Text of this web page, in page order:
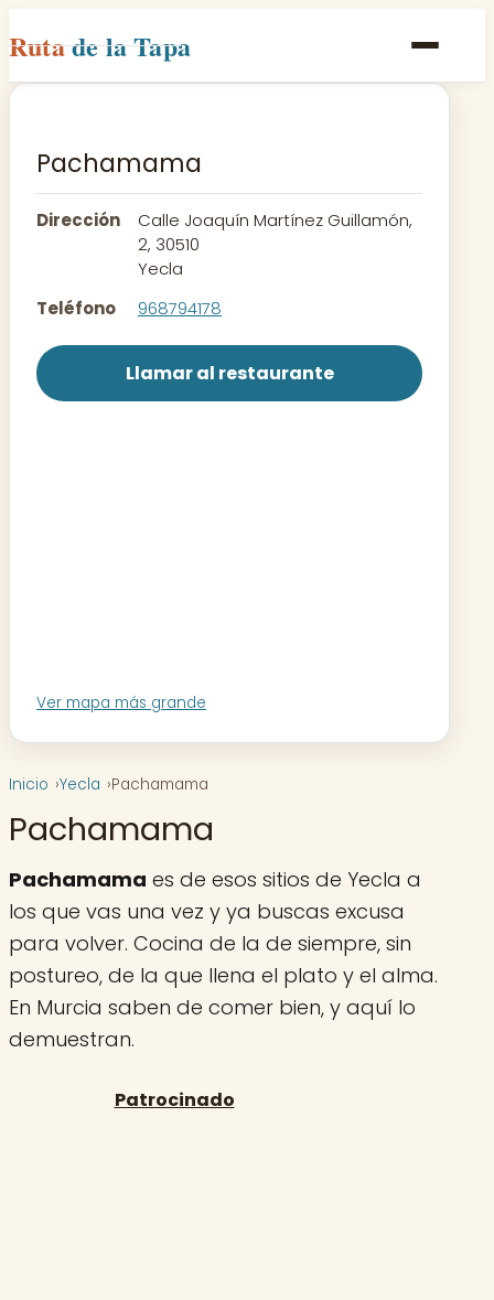
Rutade la Tapa
Inicio
Rutas
Contacto
Pachamama
Dirección
Calle Joaquín Martínez Guillamón,
2, 30510
Yecla
Teléfono
968794178
Llamar al restaurante
Ver mapa más grande
Inicio Yecla Pachamama
Pachamama
Pachamama es de esos sitios de Yecla a
los que vas una vez y ya buscas excusa
para volver. Cocina de la de siempre, sin
postureo, de la que llena el plato y el alma.
En Murcia saben de comer bien, y aquí lo
demuestran.